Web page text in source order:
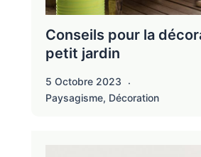
Conseils pour la
petit jardin
5 Octobre 2023
Paysagisme, Décoration